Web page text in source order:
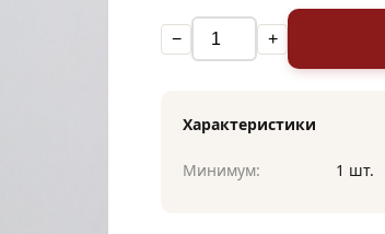
− +
Характеристики
Минимум: 1 шт.